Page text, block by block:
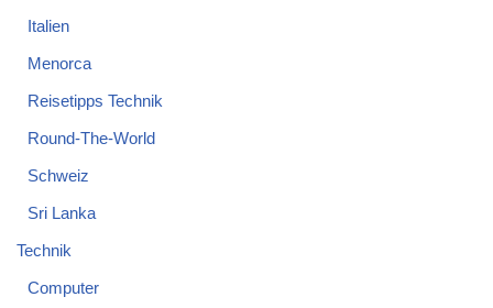
Italien
Menorca
Reisetipps Technik
Round-The-World
Schweiz
Sri Lanka
Technik
Computer